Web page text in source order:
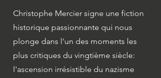
Christophe Mercier signe une fiction
historique passionnante qui nous
plonge dans l'un des moments les
plus critiques du vingtième siècle:
l'ascension irrésistible du nazisme